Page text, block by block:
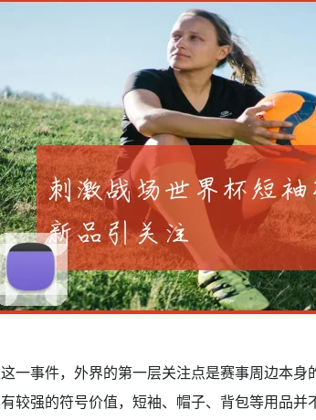
一事件，外界的第一层关注点是赛事周边本
较强的符号价值，短袖、帽子、背包等用品